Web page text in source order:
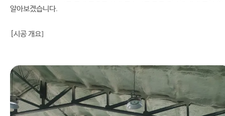
알아보겠습니다.
[시공 개요]